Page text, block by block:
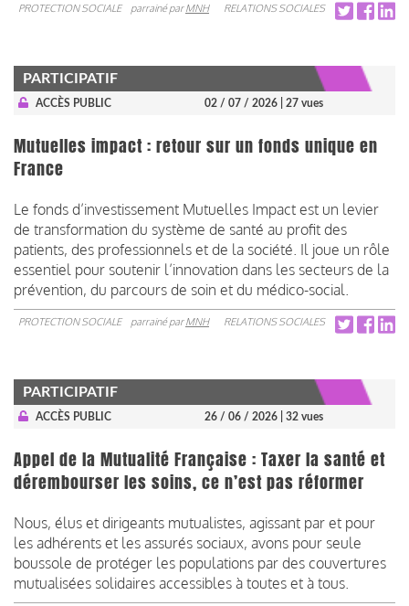
PROTECTION SOCIALE parrainé parMNH RELATIONS SOCIALES
PARTICIPATIF
ACCÈS PUBLIC 02 / 07 / 2026 | 27 vues
Mutuelles impact : retour sur un fonds unique en
France
Le fonds d’investissement Mutuelles Impact est un levier
de transformation du système de santé au profit des
patients, des professionnels et de la société. Il joue un rôle
essentiel pour soutenir l’innovation dans les secteurs de la
prévention, du parcours de soin et du médico-social.
PROTECTION SOCIALE parrainé parMNH RELATIONS SOCIALES
PARTICIPATIF
ACCÈS PUBLIC 26 / 06 / 2026 | 32 vues
Appel de la Mutualité Française : Taxer la santé et
dérembourser les soins, ce n’est pas réformer
Nous, élus et dirigeants mutualistes, agissant par et pour
les adhérents et les assurés sociaux, avons pour seule
boussole de protéger les populations par des couvertures
mutualisées solidaires accessibles à toutes et à tous.